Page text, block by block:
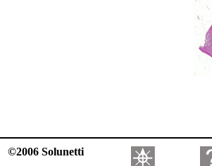
©2006 Solunetti